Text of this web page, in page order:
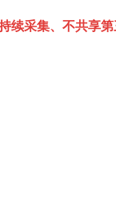
续采集、不共享